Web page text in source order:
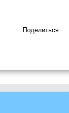
Поделиться